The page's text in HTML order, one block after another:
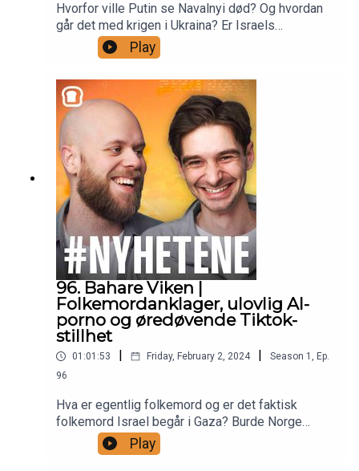
Hvorfor ville Putin se Navalnyi død? Og hvordan
går det med krigen i Ukraina? Er Israels
Eurovision-bidrag for politisk? Og kommer Israel
til å invadere byen Rafah sør i Gaza? Dette og
mye, mye mer får du høre om når Emil, personen
bak Skinny E, er med i den aller siste episoden av
#Nyhetene. Vi går ut med et smell og det blir
blant annet en intens konkurranse mellom
brødrene og Christoffer har med seg noen fete
boblere, altså sakene som ikke nådde helt opp i
nyhetsbildet den siste uka.
Play
96. Bahare Viken |
Folkemordanklager, ulovlig AI-
porno og øredøvende Tiktok-
stillhet
01:01:53 Friday, February 2, 2024 Season 1 , Ep.
96
Hva er egentlig folkemord og er det faktisk
folkemord Israel begår i Gaza? Burde Norge
boikotte MGP så lenge Israel skal være med? Og
hvordan kan Taylor Swift få en avgjørende rolle i
Play